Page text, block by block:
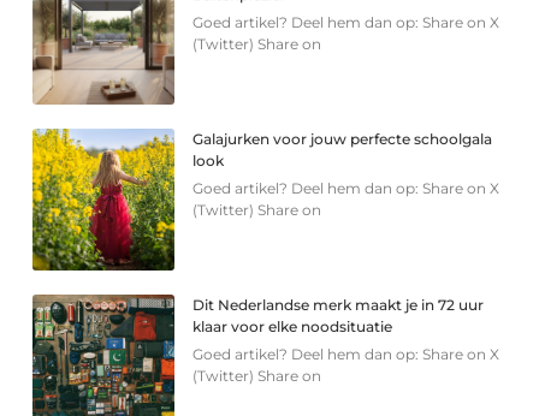
Goed artikel? Deel hem dan op: Share on X
(Twitter) Share on
Galajurken voor jouw perfecte schoolgala
look
Goed artikel? Deel hem dan op: Share on X
(Twitter) Share on
Dit Nederlandse merk maakt je in 72 uur
klaar voor elke noodsituatie
Goed artikel? Deel hem dan op: Share on X
(Twitter) Share on